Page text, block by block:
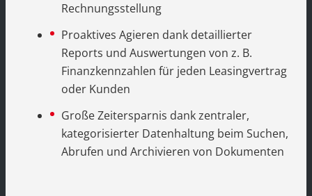
Rechnungsstellung
Proaktives Agieren dank detaillierter
Reports und Auswertungen von z. B.
Finanzkennzahlen für jeden Leasingvertrag
oder Kunden
Große Zeitersparnis dank zentraler,
kategorisierter Datenhaltung beim Suchen,
Abrufen und Archivieren von Dokumenten